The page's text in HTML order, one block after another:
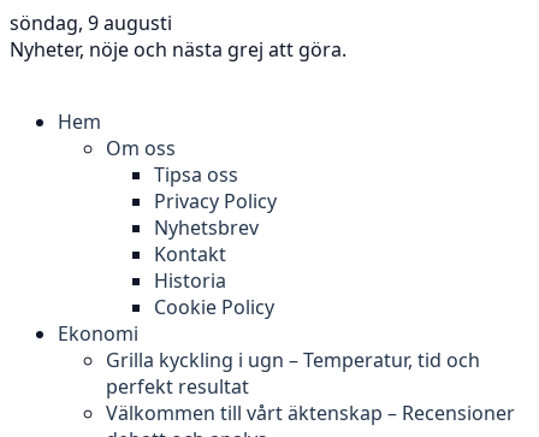
söndag, 9 augusti
Nyheter, nöje och nästa grej att göra.
Hem
Om oss
Tipsa oss
Privacy Policy
Nyhetsbrev
Kontakt
Historia
Cookie Policy
Ekonomi
Grilla kyckling i ugn – Temperatur, tid och
perfekt resultat
Välkommen till vårt äktenskap – Recensioner